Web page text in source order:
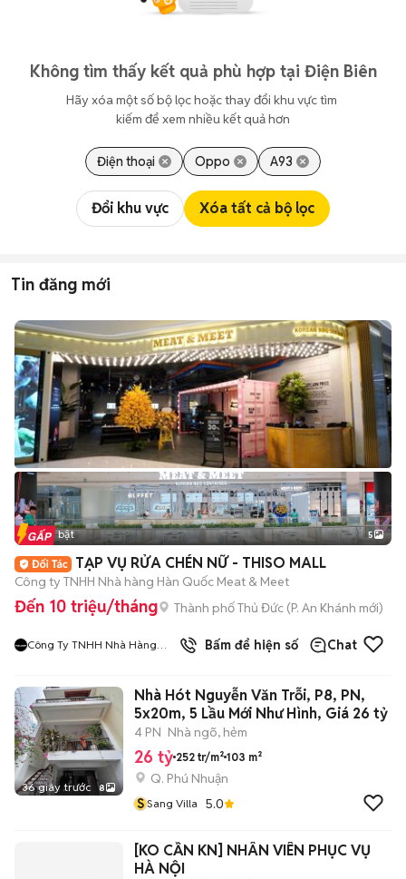
Không tìm thấy kết quả phù hợp tại Điện Biên
Hãy xóa một số bộ lọc hoặc thay đổi khu vực tìm
kiếm để xem nhiều kết quả hơn
Điện thoại Oppo A93
Đổi khu vực Xóa tất cả bộ lọc
Tin đăng mới
Tin nổi bật 5
TẠP VỤ RỬA CHÉN NỮ - THISO MALL
Công ty TNHH Nhà hàng Hàn Quốc Meat & Meet
Đến 10 triệu/tháng Thành phố Thủ Đức (P. An Khánh mới)
Công Ty TNHH Nhà Hàng
9đã bán
Bấm để hiện số Chat
36 giây trước 8
Nhà Hót Nguyễn Văn Trỗi, P8, PN,
5x20m, 5 Lầu Mới Như Hình, Giá 26 tỷ
4 PN Nhà ngõ, hẻm
26 tỷ 252 tr/m² 103 m²
Q. Phú Nhuận
S Sang Villa 5.0
[KO CẦN KN] NHÂN VIÊN PHỤC VỤ
HÀ NỘI